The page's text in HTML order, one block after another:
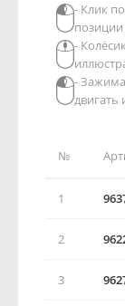
№
1
2
3
- Клик
позиции
-
-